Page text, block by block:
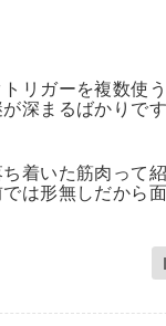
リガーを複数使
が深まるばかりで
着いた筋肉って
は形無しだから